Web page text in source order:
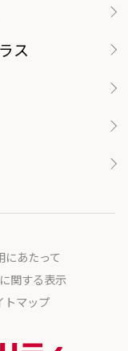
ス
にあたって
関する表示
トマップ